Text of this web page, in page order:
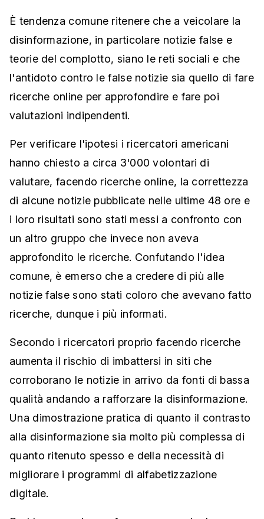
È tendenza comune ritenere che a veicolare la
disinformazione, in particolare notizie false e
teorie del complotto, siano le reti sociali e che
l'antidoto contro le false notizie sia quello di fare
ricerche online per approfondire e fare poi
valutazioni indipendenti.
Per verificare l'ipotesi i ricercatori americani
hanno chiesto a circa 3'000 volontari di
valutare, facendo ricerche online, la correttezza
di alcune notizie pubblicate nelle ultime 48 ore e
i loro risultati sono stati messi a confronto con
un altro gruppo che invece non aveva
approfondito le ricerche. Confutando l'idea
comune, è emerso che a credere di più alle
notizie false sono stati coloro che avevano fatto
ricerche, dunque i più informati.
Secondo i ricercatori proprio facendo ricerche
aumenta il rischio di imbattersi in siti che
corroborano le notizie in arrivo da fonti di bassa
qualità andando a rafforzare la disinformazione.
Una dimostrazione pratica di quanto il contrasto
alla disinformazione sia molto più complessa di
quanto ritenuto spesso e della necessità di
migliorare i programmi di alfabetizzazione
digitale.